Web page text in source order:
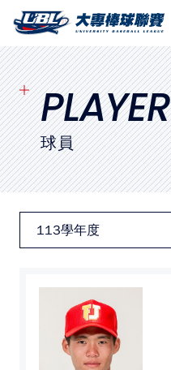
SITEMAP
首頁
球隊戰績
賽程表
球隊與球員
比賽場地
最新消息
PLAYER
球員